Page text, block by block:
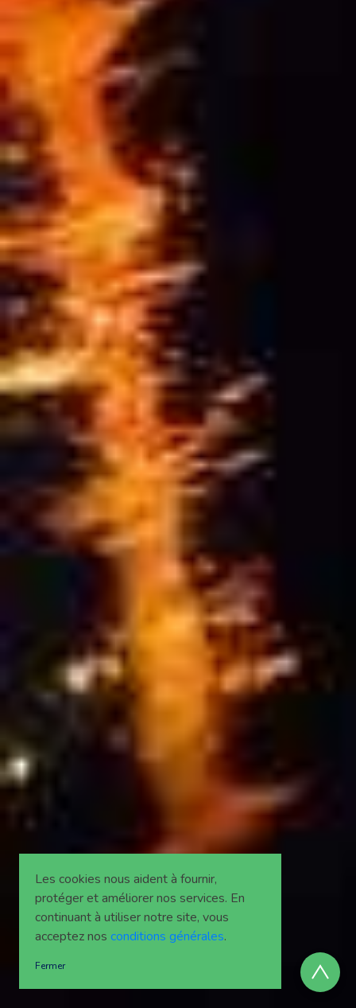
Les cookies nous aident à fournir,
protéger et améliorer nos services. En
continuant à utiliser notre site, vous
acceptez nos conditions générales.
Fermer